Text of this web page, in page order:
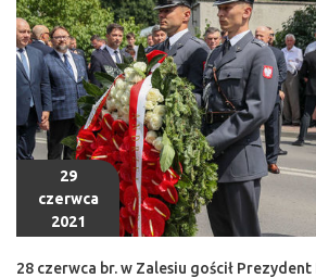
29
czerwca
2021
28 czerwca br. w Zalesiu gościł